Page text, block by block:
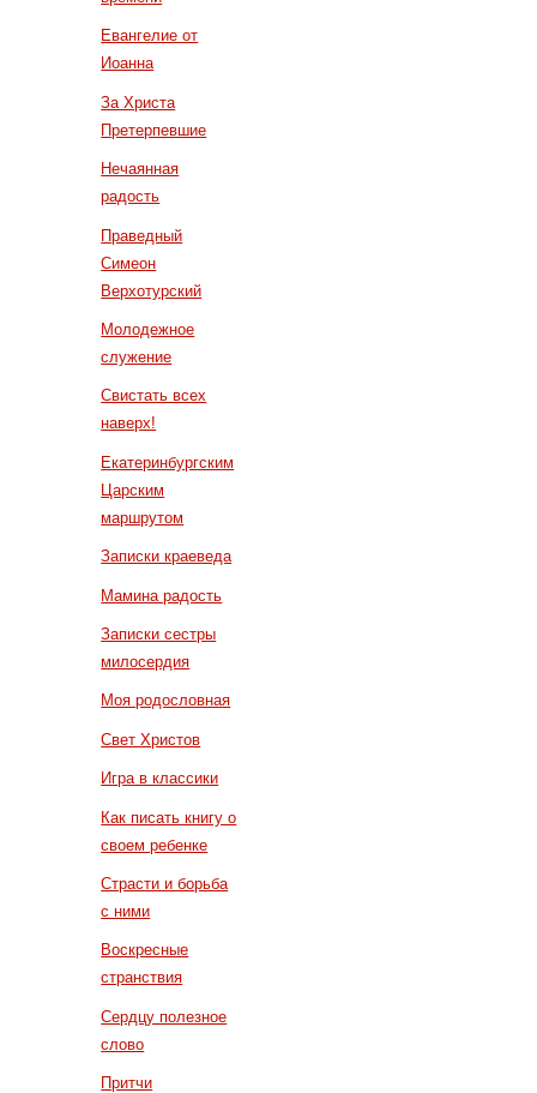
Евангелие от
Иоанна
За Христа
Претерпевшие
Нечаянная
радость
Праведный
Симеон
Верхотурский
Молодежное
служение
Свистать всех
наверх!
Екатеринбургским
Царским
маршрутом
Записки краеведа
Мамина радость
Записки сестры
милосердия
Моя родословная
Свет Христов
Игра в классики
Как писать книгу о
своем ребенке
Страсти и борьба
с ними
Воскресные
странствия
Сердцу полезное
слово
Притчи